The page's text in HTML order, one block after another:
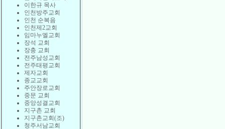
이한규 목사
인천방주교회
인천 순복음
인천제2교회
임마누엘교회
장석 교회
장충 교회
전주남성교회
전주태평교회
제자교회
종교교회
주안장로교회
중문 교회
중앙성결교회
지구촌 교회
지구촌교회(조)
청주서남교회